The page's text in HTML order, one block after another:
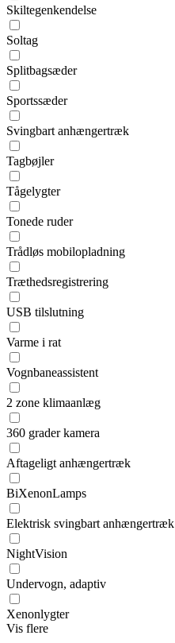
Skiltegenkendelse
Soltag
Splitbagsæder
Sportssæder
Svingbart anhængertræk
Tagbøjler
Tågelygter
Tonede ruder
Trådløs mobilopladning
Træthedsregistrering
USB tilslutning
Varme i rat
Vognbaneassistent
2 zone klimaanlæg
360 grader kamera
Aftageligt anhængertræk
BiXenonLamps
Elektrisk svingbart anhængertræk
NightVision
Undervogn, adaptiv
Xenonlygter
Vis flere